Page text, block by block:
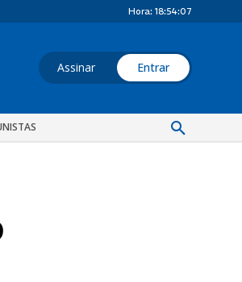
Hora: 18:54:08
Assinar Entrar